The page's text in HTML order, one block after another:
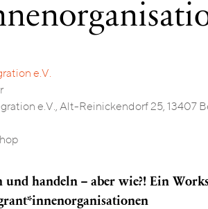
e.V.
e.V., Alt-Reinickendorf 25, 13407
handeln – aber wie?! Ein